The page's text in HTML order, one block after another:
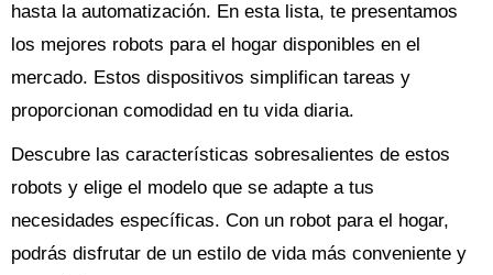
hasta la automatización. En esta lista, te presentamos
los mejores robots para el hogar disponibles en el
mercado. Estos dispositivos simplifican tareas y
proporcionan comodidad en tu vida diaria.
Descubre las características sobresalientes de estos
robots y elige el modelo que se adapte a tus
necesidades específicas. Con un robot para el hogar,
podrás disfrutar de un estilo de vida más conveniente y